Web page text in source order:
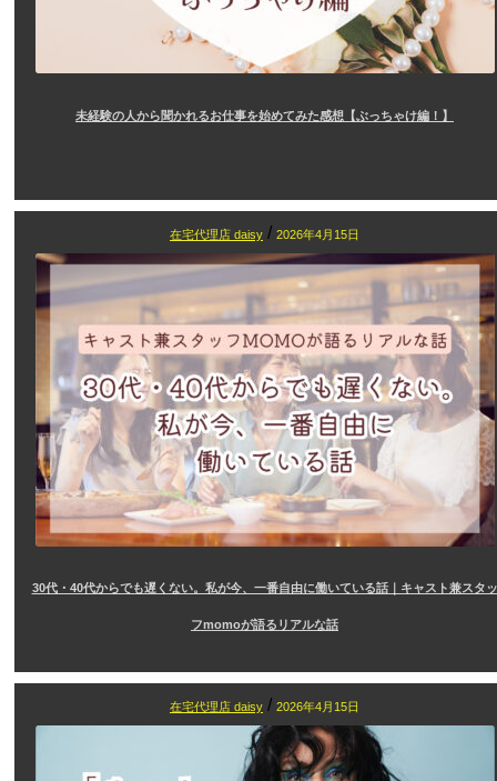
未経験の人から聞かれるお仕事を始めてみた感想【ぶっちゃけ編！】
在宅代理店 daisy / 2026年4月15日
30代・40代からでも遅くない。私が今、一番自由に働いている話｜キャスト兼スタッ
フmomoが語るリアルな話
在宅代理店 daisy / 2026年4月15日